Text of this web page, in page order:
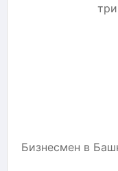
Бизнесмен в